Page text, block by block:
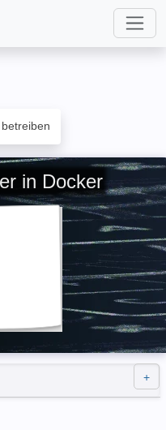
in Docker